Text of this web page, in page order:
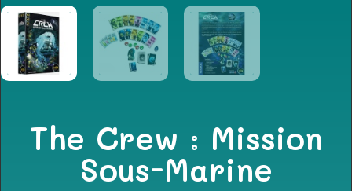
The Crew : Mission
Sous-Marine